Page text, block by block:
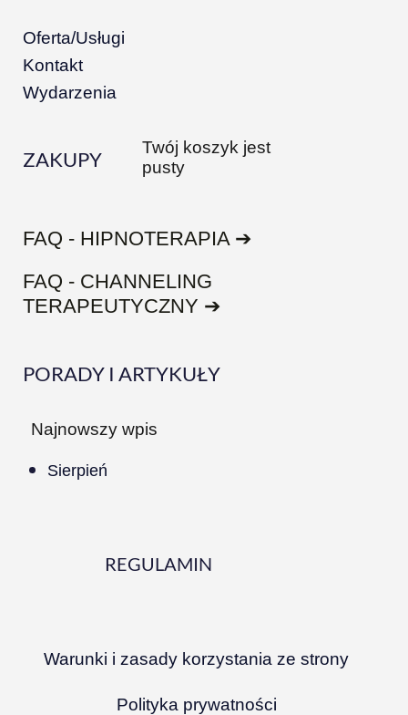
Oferta/Usługi
Kontakt
Wydarzenia
ZAKUPY
Twój koszyk jest
pusty
FAQ - HIPNOTERAPIA ➔
FAQ - CHANNELING
TERAPEUTYCZNY ➔
PORADY I ARTYKUŁY
Najnowszy wpis
Sierpień
REGULAMIN
Warunki i zasady korzystania ze strony
Polityka prywatności